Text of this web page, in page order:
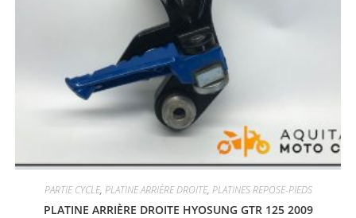
PARTIE CYCLE, PLATINE ARRIÈRE DROITE, PLATINES REPOSE-PIEDS
PLATINE ARRIÈRE DROITE HYOSUNG GTR 125 2009